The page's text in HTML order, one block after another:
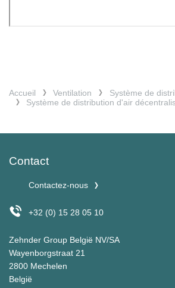
Accueil Ventilation
Système de
Système de distribution d'air
Contact
Contactez-nous
+32 (0) 15 28 05 10
Zehnder Group België NV/SA
Wayenborgstraat 21
2800 Mechelen
België